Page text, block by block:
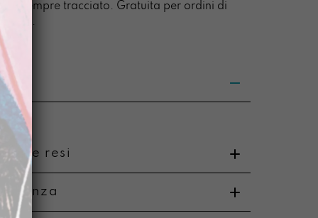
sempre tracciato. Gratuita per ordini di
euro.
e resi